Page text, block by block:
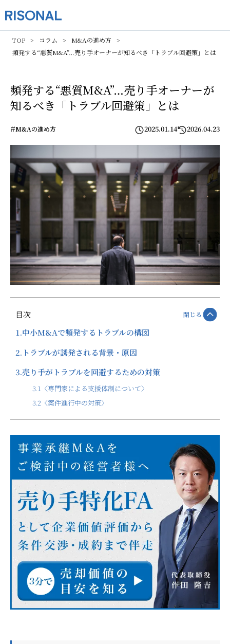
TOP コラム
M&Aの進め方
頻発する“悪質M&A”…売り手オーナーが知るべき「トラブル回避策」とは
頻発する“悪質M&A”…売り手オーナーが
知るべき「トラブル回避策」とは
#M&Aの進め方 2025.01.14 2026.04.23
目次 閉じる
1.中小M&Aで頻発するトラブルの構図
2. トラブルが誘発される背景・原因
3.売り手がトラブルを回避するための対策
3.1 〈専門家による支援体制について〉
3.2〈案件進行中の対策〉